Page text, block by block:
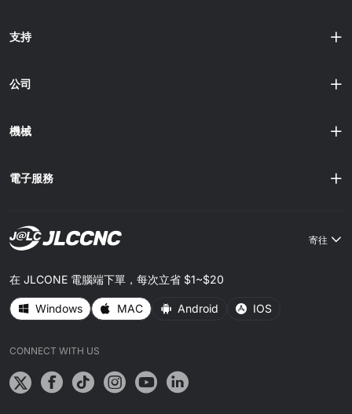
支持
公司
機械
電子服務
寄往
在 JLCONE 電腦端下單，每次立省 $1~$20
Windows MAC Android IOS
CONNECT WITH US